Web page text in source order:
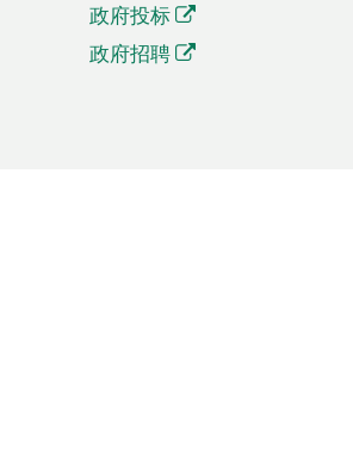
政府投标
政府招聘